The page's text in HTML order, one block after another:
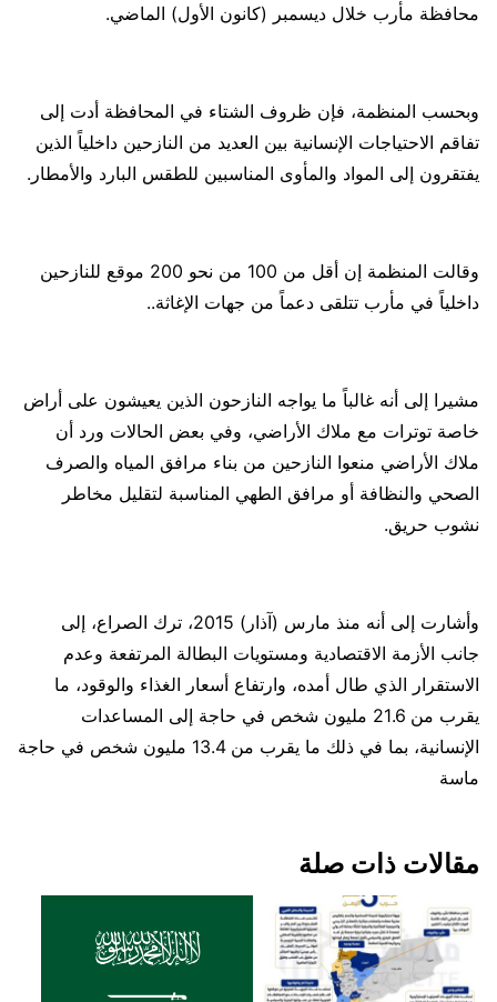
محافظة مأرب خلال ديسمبر (كانون الأول) الماضي.
وبحسب المنظمة، فإن ظروف الشتاء في المحافظة أدت إلى
تفاقم الاحتياجات الإنسانية بين العديد من النازحين داخلياً الذين
يفتقرون إلى المواد والمأوى المناسبين للطقس البارد والأمطار.
وقالت المنظمة إن أقل من 100 من نحو 200 موقع للنازحين
داخلياً في مأرب تتلقى دعماً من جهات الإغاثة..
مشيرا إلى أنه غالباً ما يواجه النازحون الذين يعيشون على أراض
خاصة توترات مع ملاك الأراضي، وفي بعض الحالات ورد أن
ملاك الأراضي منعوا النازحين من بناء مرافق المياه والصرف
الصحي والنظافة أو مرافق الطهي المناسبة لتقليل مخاطر
نشوب حريق.
وأشارت إلى أنه منذ مارس (آذار) 2015، ترك الصراع، إلى
جانب الأزمة الاقتصادية ومستويات البطالة المرتفعة وعدم
الاستقرار الذي طال أمده، وارتفاع أسعار الغذاء والوقود، ما
يقرب من 21.6 مليون شخص في حاجة إلى المساعدات
الإنسانية، بما في ذلك ما يقرب من 13.4 مليون شخص في حاجة
ماسة
مقالات ذات صلة